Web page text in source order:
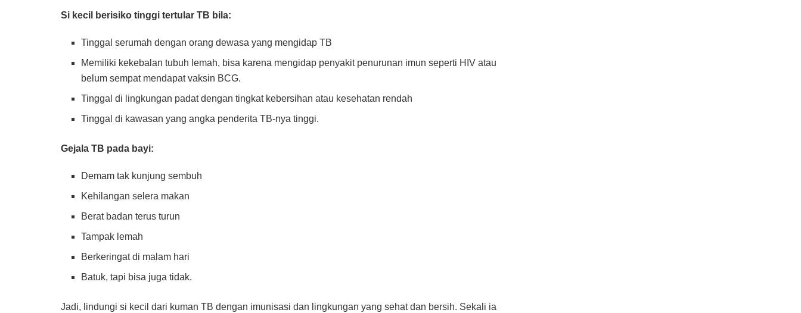
Si kecil berisiko tinggi tertular TB bila:
Tinggal serumah dengan orang dewasa yang mengidap TB
Memiliki kekebalan tubuh lemah, bisa karena mengidap penyakit penurunan imun seperti HIV atau
belum sempat mendapat vaksin BCG.
Tinggal di lingkungan padat dengan tingkat kebersihan atau kesehatan rendah
Tinggal di kawasan yang angka penderita TB-nya tinggi.
Gejala TB pada bayi:
Demam tak kunjung sembuh
Kehilangan selera makan
Berat badan terus turun
Tampak lemah
Berkeringat di malam hari
Batuk, tapi bisa juga tidak.
Jadi, lindungi si kecil dari kuman TB dengan imunisasi dan lingkungan yang sehat dan bersih. Sekali ia